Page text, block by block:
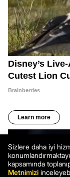
Sizlere daha iyi
kapsamında
Metnimizi